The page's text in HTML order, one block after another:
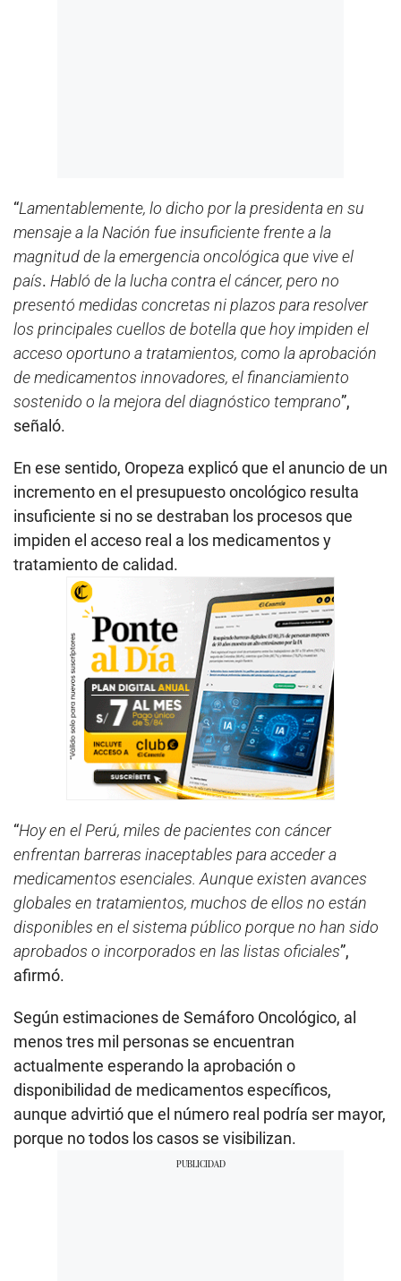
“Lamentablemente, lo dicho por la presidenta en su
mensaje a la Nación fue insuficiente frente a la
magnitud de la emergencia oncológica que vive el
país. Habló de la lucha contra el cáncer, pero no
presentó medidas concretas ni plazos para resolver
los principales cuellos de botella que hoy impiden el
acceso oportuno a tratamientos, como la aprobación
de medicamentos innovadores, el financiamiento
sostenido o la mejora del diagnóstico temprano”,
señaló.
En ese sentido, Oropeza explicó que el anuncio de un
incremento en el presupuesto oncológico resulta
insuficiente si no se destraban los procesos que
impiden el acceso real a los medicamentos y
tratamiento de calidad.
“Hoy en el Perú, miles de pacientes con cáncer
enfrentan barreras inaceptables para acceder a
medicamentos esenciales. Aunque existen avances
globales en tratamientos, muchos de ellos no están
disponibles en el sistema público porque no han sido
aprobados o incorporados en las listas oficiales”,
afirmó.
Según estimaciones de Semáforo Oncológico, al
menos tres mil personas se encuentran
actualmente esperando la aprobación o
disponibilidad de medicamentos específicos,
aunque advirtió que el número real podría ser mayor,
porque no todos los casos se visibilizan.